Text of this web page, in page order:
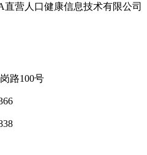
直营人口健康信息技术有限公司
路100号